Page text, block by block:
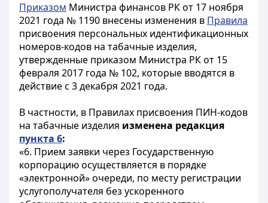
Приказом Министра финансов РК от 17 ноября
2021 года № 1190 внесены изменения в Правила
присвоения персональных идентификационных
номеров-кодов на табачные изделия,
утвержденные приказом Министра РК от 15
февраля 2017 года № 102, которые вводятся в
действие с 3 декабря 2021 года.
В частности, в Правилах присвоения ПИН-кодов
на табачные изделия изменена редакция
пункта 6:
«6. Прием заявки через Государственную
корпорацию осуществляется в порядке
«электронной» очереди, по месту регистрации
услугополучателя без ускоренного